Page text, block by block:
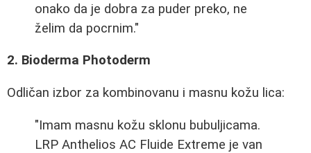
onako da je dobra za puder preko, ne
želim da pocrnim."
2. Bioderma Photoderm
Odličan izbor za kombinovanu i masnu kožu lica:
"Imam masnu kožu sklonu bubuljicama.
LRP Anthelios AC Fluide Extreme je van